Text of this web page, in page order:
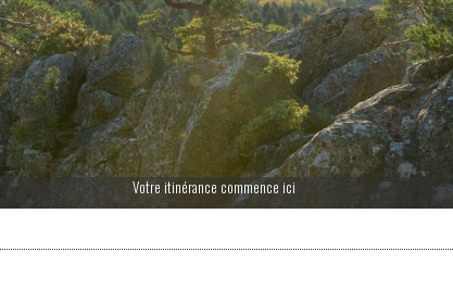
Votre itinérance commence ici